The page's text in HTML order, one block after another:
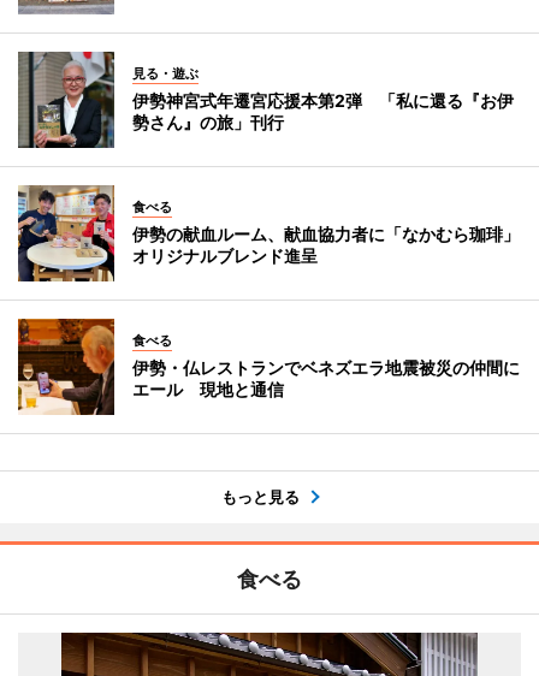
見る・遊ぶ
伊勢神宮式年遷宮応援本第2弾 「私に還る『お伊
勢さん』の旅」刊行
食べる
伊勢の献血ルーム、献血協力者に「なかむら珈琲」
オリジナルブレンド進呈
食べる
伊勢・仏レストランでベネズエラ地震被災の仲間に
エール 現地と通信
もっと見る
食べる